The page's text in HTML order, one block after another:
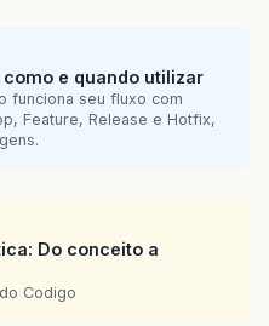
como e quando utilizar
funciona seu fluxo com
Feature, Release e Hotfix,
Do conceito a
Codigo